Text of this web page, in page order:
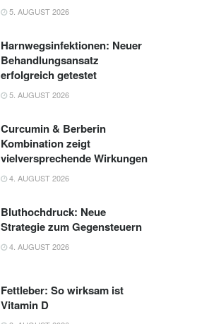
5. AUGUST 2026
Harnwegsinfektionen: Neuer
Behandlungsansatz
erfolgreich getestet
5. AUGUST 2026
Curcumin & Berberin
Kombination zeigt
vielversprechende Wirkungen
4. AUGUST 2026
Bluthochdruck: Neue
Strategie zum Gegensteuern
4. AUGUST 2026
Fettleber: So wirksam ist
Vitamin D